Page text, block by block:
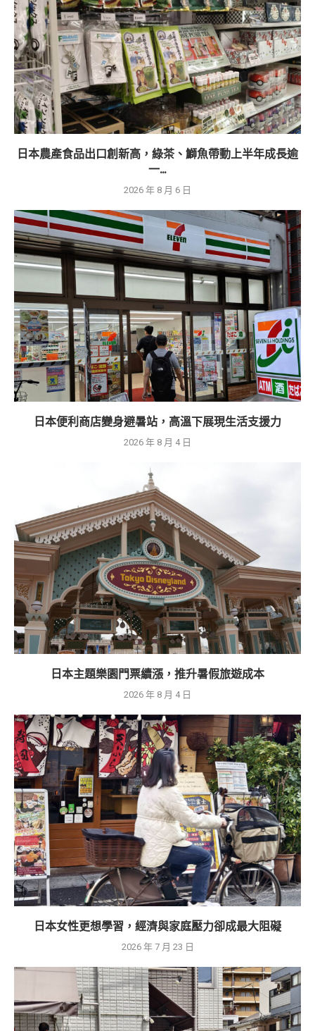
日本農產食品出口創新高，綠茶、鰤魚帶動上半年成長逾
一...
2026 年 8 月 6 日
日本便利商店變身避暑站，高溫下展現生活支援力
2026 年 8 月 4 日
日本主題樂園門票續漲，推升暑假旅遊成本
2026 年 8 月 4 日
日本女性更想學習，經濟與家庭壓力卻成最大阻礙
2026 年 7 月 23 日